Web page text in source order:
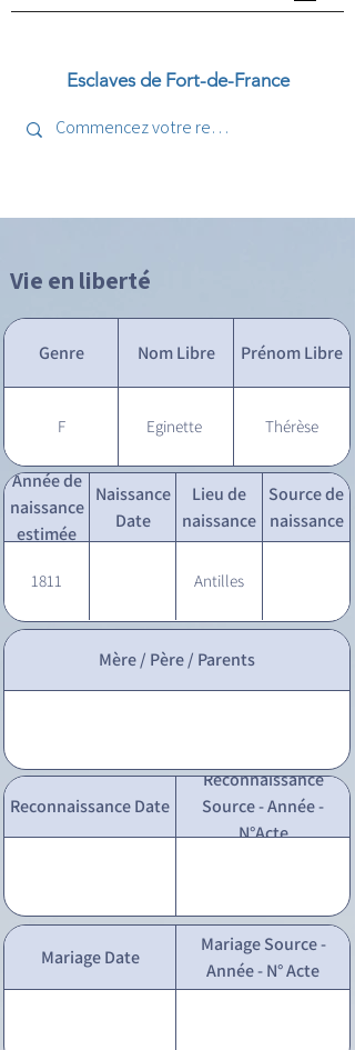
Esclaves de Fort-de-France
Vie en liberté
Genre Nom Libre Prénom Libre
F Eginette Thérèse
Année de
naissance
estimée
Naissance
Date
Lieu de
naissance
Source de
naissance
1811 Antilles
Mère / Père / Parents
Reconnaissance Date
Reconnaissance
Source - Année -
N°Acte
Mariage Date
Mariage Source -
Année - N° Acte